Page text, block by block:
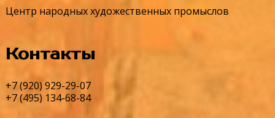
Центр народных художественных промыслов
Контакты
+7 (920) 929-29-07
+7 (495) 134-68-84